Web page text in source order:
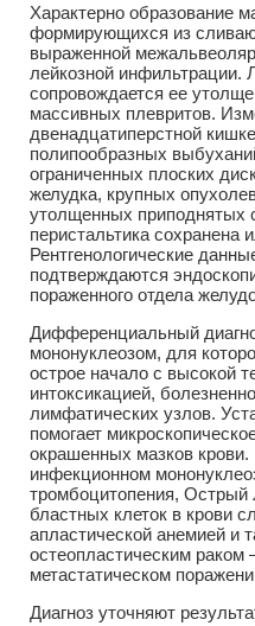
Характерно образование
формирующихся из
выраженной
лейкозной инфильтрации.
сопровождается ее
массивных плевритов.
двенадцатиперстной
полипообразных
ограниченных плоских
желудка, крупных
утолщенных приподнятых
перистальтика сохранена
Рентгенологические
подтверждаются
пораженного отдела
Дифференциальный
мононуклеозом, для
острое начало с высокой
интоксикацией,
лимфатических узлов.
помогает
окрашенных мазков крови.
инфекционном
тромбоцитопения, Острый
бластных клеток в крови
апластической анемией и
остеопластическим
метастатическом
Диагноз уточняют